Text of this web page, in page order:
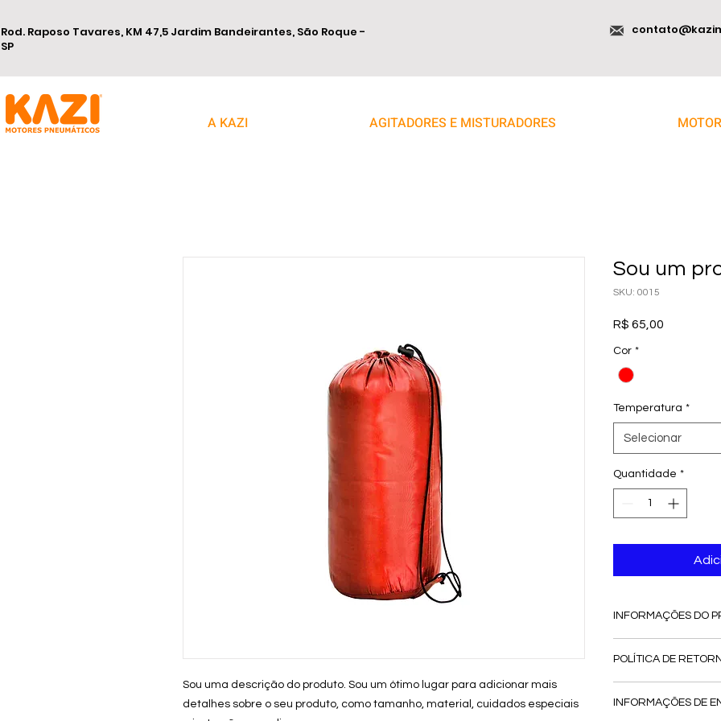
Rod. Raposo Tavares, KM 47,5 Jardim Bandeirantes, São Roque -
SP
A KAZI AGITADORES E MISTURADORES
Sou uma descrição do produto. Sou um ótimo lugar para adicionar mais
detalhes sobre o seu produto, como tamanho, material, cuidados especiais
Sou um
SKU: 0015
R$ 65,00
Cor *
Temperatura *
Selecionar
Quantidade *
INFORMAÇÕES DO
para adicionar
tamanho, material,
para limpeza.
POLÍTICA DE
para que seus
INFORMAÇÕES DE